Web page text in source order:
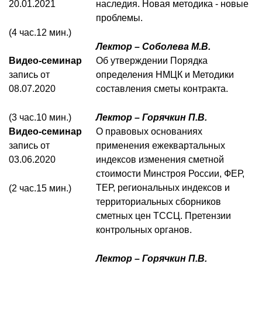
20.01.2021
(4 час.12 мин.)
наследия. Новая методика - новые
проблемы.
Лектор – Соболева М.В.
Видео-семинар
запись от
08.07.2020
(3 час.10 мин.)
Об утверждении Порядка
определения НМЦК и Методики
составления сметы контракта.
Лектор – Горячкин П.В.
Видео-семинар
запись от
03.06.2020
(2 час.15 мин.)
О правовых основаниях
применения ежеквартальных
индексов изменения сметной
стоимости Минстроя России, ФЕР,
ТЕР, региональных индексов и
территориальных сборников
сметных цен ТССЦ. Претензии
контрольных органов.
Лектор – Горячкин П.В.